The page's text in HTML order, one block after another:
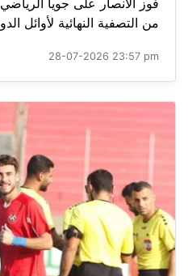
من التصفية النهائية لأوائل
28-07-2026 23:57 pm